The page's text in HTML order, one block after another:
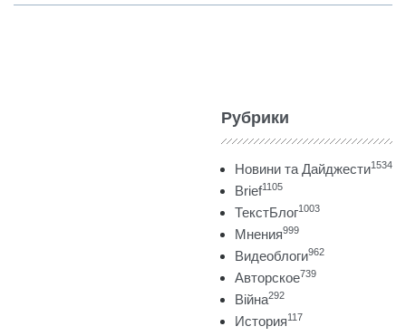
Рубрики
Новини та Дайджести1534
Brief1105
ТекстБлог1003
Мнения999
Видеоблоги962
Авторское739
Війна292
История117